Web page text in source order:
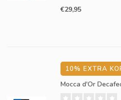
koffieboon hoog is.
zoet met nuances
€29,95
10% EXTRA
Mocca d'Or